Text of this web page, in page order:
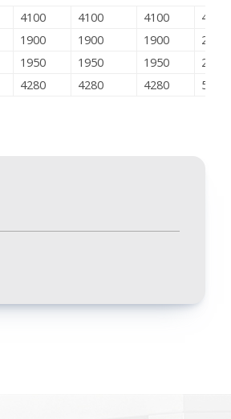
4100 4100 4100
4150
1900 1900 1900
2000
1950 1950 1950
2200
4280 4280 4280 5600